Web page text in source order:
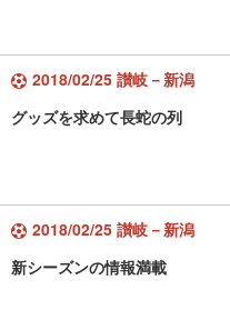
2018/02/25 讃岐－新潟
グッズを求めて長蛇の列
2018/02/25 讃岐－新潟
新シーズンの情報満載